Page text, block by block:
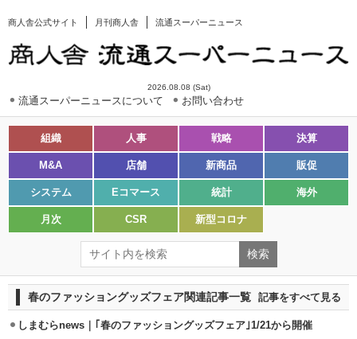
商人舎公式サイト 月刊商人舎 流通スーパーニュース
2026.08.08 (Sat)
流通スーパーニュースについて お問い合わせ
組織 人事 戦略 決算
M&A 店舗 新商品 販促
システム Eコマース 統計 海外
月次 CSR 新型コロナ
春のファッショングッズフェア関連記事一覧 記事をすべて見る
しまむらnews｜｢春のファッショングッズフェア｣1/21から開催